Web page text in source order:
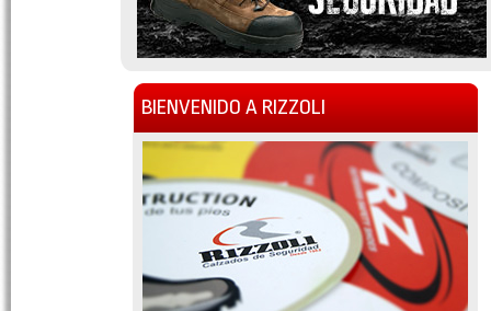
BIENVENIDO A RIZZOLI